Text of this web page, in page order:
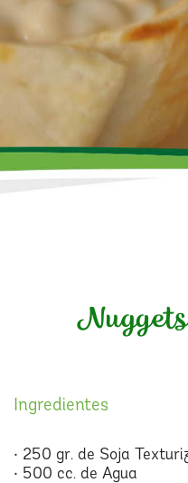
Ingredientes
• 250 gr. de Soja
• 500 cc. de Agua